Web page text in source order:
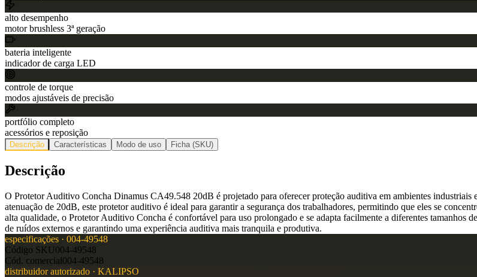
alto desempenho
motor brushless 3ª geração
bateria inteligente
indicador de carga LED
controle de torque
modos ajustáveis de precisão
portfólio completo
acessórios e reposição
Descrição Características Modo de uso Ficha (SKU)
Descrição
O Protetor Auditivo Concha Dinamus CA49.548 20dB é projetado para oferecer proteção auditiva em ambientes
atenuação de 20dB, este protetor auditivo é ideal para garantir a segurança dos trabalhadores, permitindo que eles se
alta qualidade, o Protetor Auditivo Concha é confortável para uso prolongado e se adapta facilmente a diferentes tamanhos
de ruídos externos e garantindo uma experiência auditiva mais tranquila e produtiva.
especificações · 004-49548
Código SKU004-49548
Cód. comercial004-49548
distribuidor autorizado · KALIPSO